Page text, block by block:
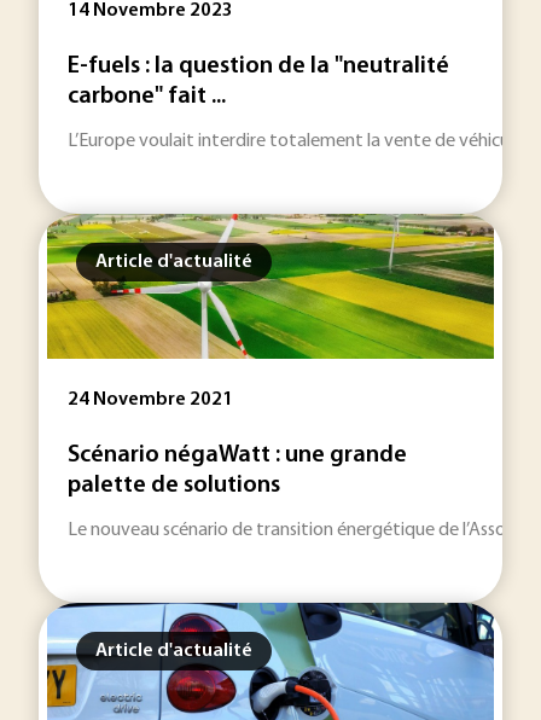
14 Novembre 2023
E-fuels : la question de la "neutralité
carbone" fait ...
L’Europe voulait interdire totalement la vente de
Article d'actualité
24 Novembre 2021
Scénario négaWatt : une grande
palette de solutions
Le nouveau scénario de transition énergétique de
Article d'actualité